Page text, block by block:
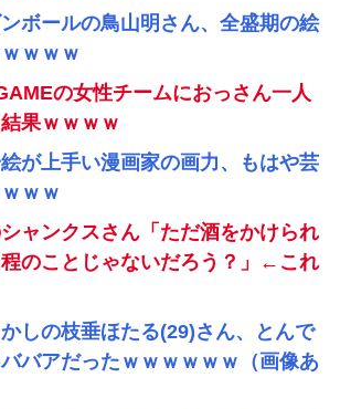
ンボールの鳥山明さん、全盛期の絵
ｗｗｗ
の女性チームにおっさん一人
果ｗｗｗｗ
絵が上手い漫画家の画力、もはや芸
ｗｗ
シャンクスさん「ただ酒をかけられ
のことじゃないだろう？」←これ
かしの枝垂ほたる(29)さん、とんで
バアだったｗｗｗｗｗｗ（画像あ